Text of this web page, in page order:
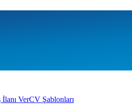
VerCV Şablonları